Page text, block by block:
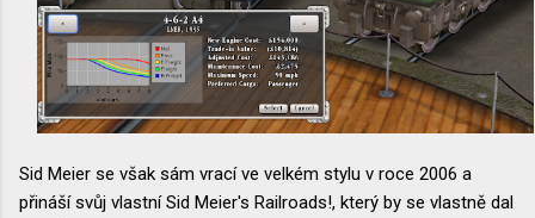
Sid Meier se však sám vrací ve velkém stylu v roce 2006 a
přináší svůj vlastní Sid Meier's Railroads!, který by se vlastně dal